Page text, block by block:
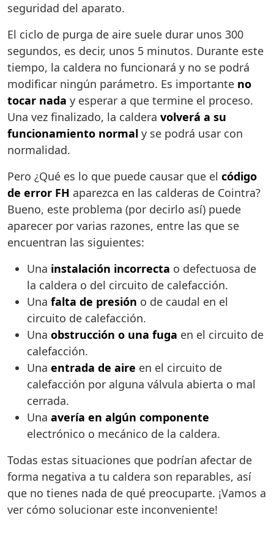
seguridad del aparato.
El ciclo de purga de aire suele durar unos 300
segundos, es decir, unos 5 minutos. Durante este
tiempo, la caldera no funcionará y no se podrá
modificar ningún parámetro. Es importante no
tocar nada y esperar a que termine el proceso.
Una vez finalizado, la caldera volverá a su
funcionamiento normal y se podrá usar con
normalidad.
Pero ¿Qué es lo que puede causar que el código
de error FH aparezca en las calderas de Cointra?
Bueno, este problema (por decirlo así) puede
aparecer por varias razones, entre las que se
encuentran las siguientes:
Una instalación incorrecta o defectuosa de
la caldera o del circuito de calefacción.
Una falta de presión o de caudal en el
circuito de calefacción.
Una obstrucción o una fuga en el circuito de
calefacción.
Una entrada de aire en el circuito de
calefacción por alguna válvula abierta o mal
cerrada.
Una avería en algún componente
electrónico o mecánico de la caldera.
Todas estas situaciones que podrían afectar de
forma negativa a tu caldera son reparables, así
que no tienes nada de qué preocuparte. ¡Vamos a
ver cómo solucionar este inconveniente!